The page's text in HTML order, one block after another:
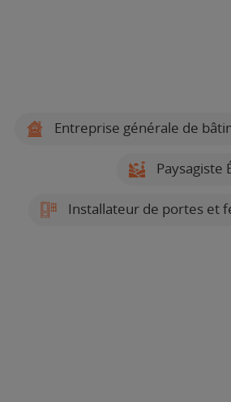
Entreprise générale de
Paysagiste
Installateur de portes et